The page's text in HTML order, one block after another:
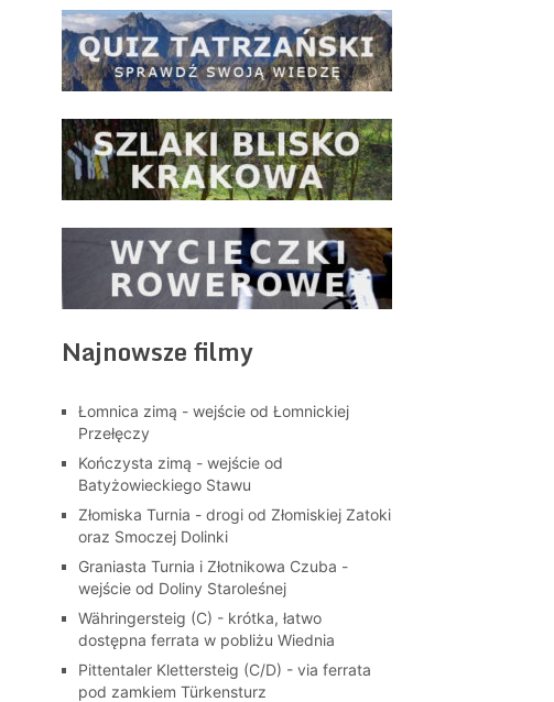
Najnowsze filmy
Łomnica zimą - wejście od Łomnickiej
Przełęczy
Kończysta zimą - wejście od
Batyżowieckiego Stawu
Złomiska Turnia - drogi od Złomiskiej Zatoki
oraz Smoczej Dolinki
Graniasta Turnia i Złotnikowa Czuba -
wejście od Doliny Staroleśnej
Währingersteig (C) - krótka, łatwo
dostępna ferrata w pobliżu Wiednia
Pittentaler Klettersteig (C/D) - via ferrata
pod zamkiem Türkensturz